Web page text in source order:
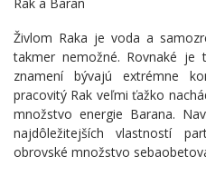
Živlom Raka je voda a
takmer nemožné. Rovnaké
znamení bývajú extrémne
pracovitý Rak veľmi ťažko
množstvo energie Barana.
najdôležitejších vlastností
obrovské množstvo